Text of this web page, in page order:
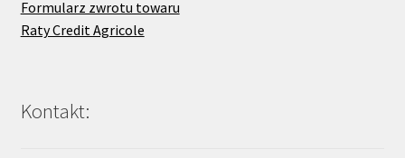
Formularz zwrotu towaru
Raty Credit Agricole
Kontakt: